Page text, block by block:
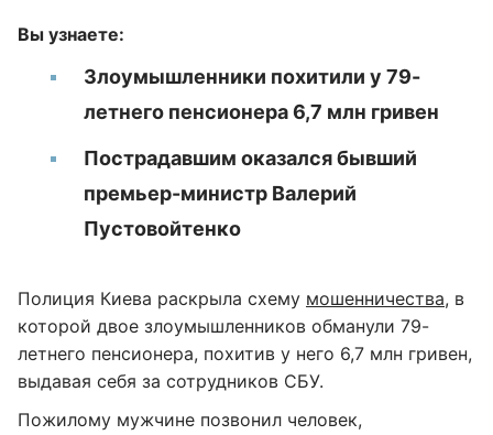
Вы узнаете:
Злоумышленники похитили у 79-
летнего пенсионера 6,7 млн гривен
Пострадавшим оказался бывший
премьер-министр Валерий
Пустовойтенко
Полиция Киева раскрыла схему мошенничества, в
которой двое злоумышленников обманули 79-
летнего пенсионера, похитив у него 6,7 млн гривен,
выдавая себя за сотрудников СБУ.
Пожилому мужчине позвонил человек,